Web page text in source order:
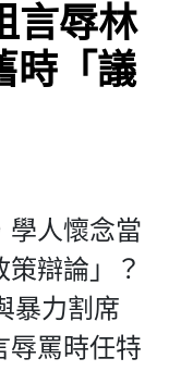
言辱林
時「議
學人懷念當
策辯論」？
暴力割席
辱罵時任特